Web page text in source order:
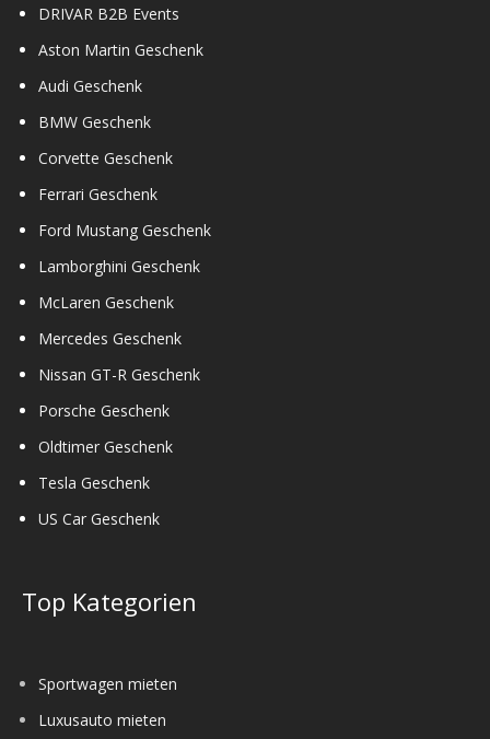
DRIVAR B2B Events
Aston Martin Geschenk
Audi Geschenk
BMW Geschenk
Corvette Geschenk
Ferrari Geschenk
Ford Mustang Geschenk
Lamborghini Geschenk
McLaren Geschenk
Mercedes Geschenk
Nissan GT-R Geschenk
Porsche Geschenk
Oldtimer Geschenk
Tesla Geschenk
US Car Geschenk
Top Kategorien
Sportwagen mieten
Luxusauto mieten